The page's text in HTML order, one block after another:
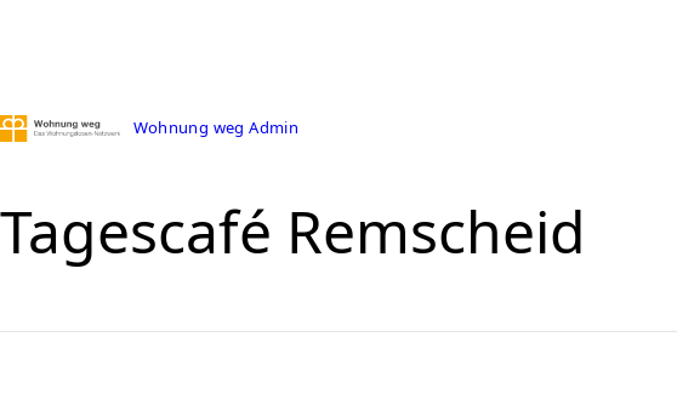
Wohnung weg Admin
Tagescafé Remscheid